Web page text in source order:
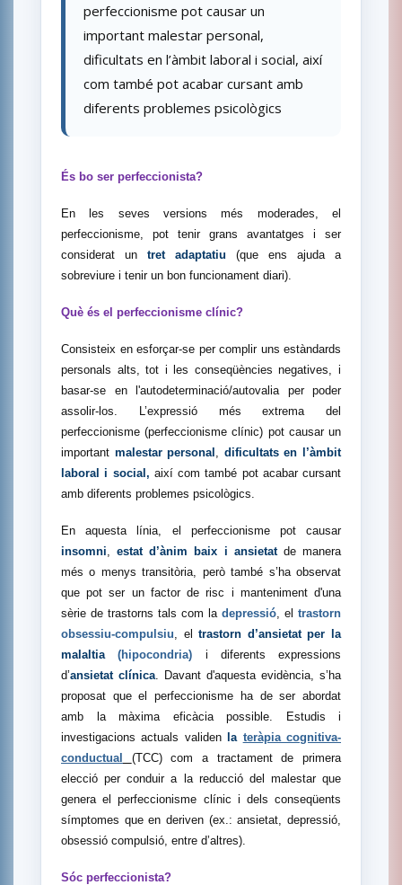
perfeccionisme pot causar un
important malestar personal,
dificultats en l’àmbit laboral i social, així
com també pot acabar cursant amb
diferents problemes psicològics
És bo ser perfeccionista?
En les seves versions més moderades, el
perfeccionisme, pot tenir grans avantatges i ser
considerat un tret adaptatiu (que ens ajuda a
sobreviure i tenir un bon funcionament diari).
Què és el perfeccionisme clínic?
Consisteix en esforçar-se per complir uns estàndards
personals alts, tot i les conseqüències negatives, i
basar-se en l'autodeterminació/autovalia per poder
assolir-los. L’expressió més extrema del
perfeccionisme (perfeccionisme clínic) pot causar un
important malestar personal
dificultats en l’àmbit
laboral i social, així com també pot acabar cursant
amb diferents problemes psicològics.
En aquesta línia, el perfeccionisme pot causar
insomni ,estat d’ànim baix i ansietatde manera
més o menys transitòria, però també s’ha observat
que pot ser un factor de risc i manteniment d'una
sèrie de trastorns tals com la depressió , el trastorn
obsessiu-compulsiu , eltrastorn d’ansietat per la
malaltia (hipocondria) i diferents expressions
d’ansietat clínica . Davant d'aquesta evidència, s’ha
proposat que el perfeccionisme ha de ser abordat
amb la màxima eficàcia possible. Estudis i
investigacions actuals validenla teràpia cognitiva-
conductual
(TCC) com a tractament de primera
elecció per conduir a la reducció del malestar que
genera el perfeccionisme clínic i dels conseqüents
símptomes que en deriven (ex.: ansietat, depressió,
obsessió compulsió, entre d’altres).
Sóc perfeccionista?